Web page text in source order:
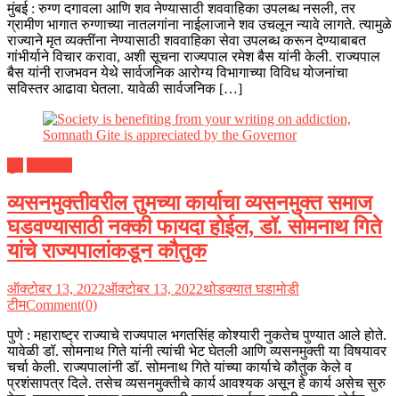
मुंबई : रुग्ण दगावला आणि शव नेण्यासाठी शववाहिका उपलब्ध नसली, तर
ग्रामीण भागात रुग्णाच्या नातलगांना नाईलाजाने शव उचलून न्यावे लागते. त्यामुळे
राज्याने मृत व्यक्तींना नेण्यासाठी शववाहिका सेवा उपलब्ध करून देण्याबाबत
गांभीर्याने विचार करावा, अशी सूचना राज्यपाल रमेश बैस यांनी केली. राज्यपाल
बैस यांनी राजभवन येथे सार्वजनिक आरोग्य विभागाच्या विविध योजनांचा
सविस्तर आढावा घेतला. यावेळी सार्वजनिक […]
व्यसनमुक्तीवरील तुमच्या कार्याचा व्यसनमुक्त समाज
घडवण्यासाठी नक्की फायदा होईल, डॉ. सोमनाथ गिते
यांचे राज्यपालांकडून कौतुक
ऑक्टोबर 13, 2022ऑक्टोबर 13, 2022थोडक्यात घडामोडी
टीमComment(0)
पुणे : महाराष्ट्र राज्याचे राज्यपाल भगतसिंह कोश्यारी नुकतेच पुण्यात आले होते.
यावेळी डॉ. सोमनाथ गिते यांनी त्यांची भेट घेतली आणि व्यसनमुक्ती या विषयावर
चर्चा केली. राज्यपालांनी डॉ. सोमनाथ गिते यांच्या कार्याचे कौतुक केले व
प्रशंसापत्र दिले. तसेच व्यसनमुक्तीचे कार्य आवश्यक असून हे कार्य असेच सुरु